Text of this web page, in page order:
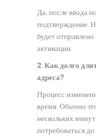
Да, после ввода
подтверждение.
будет
активации.
2. Как долго
адреса?
Процесс
время. Обычно
нескольких
потребоваться